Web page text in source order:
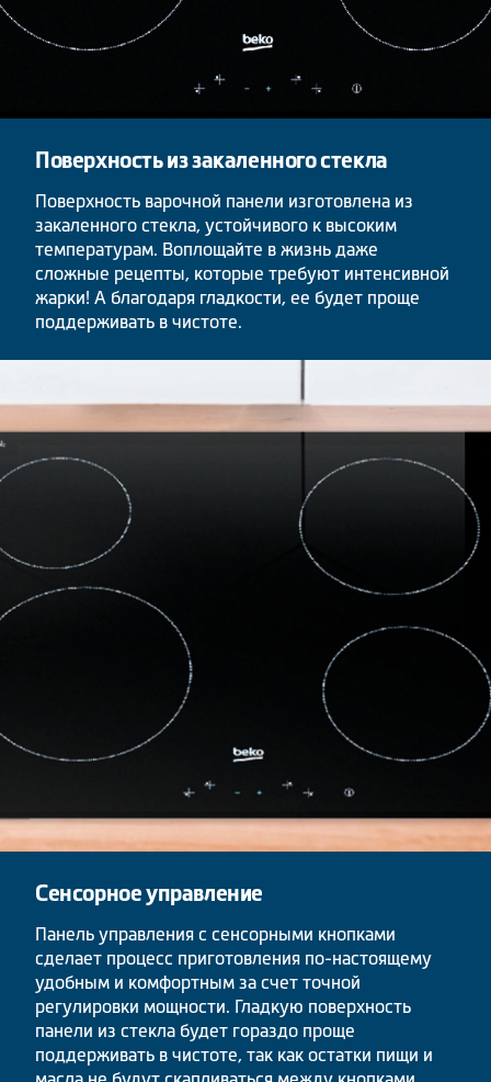
Поверхность из закаленного стекла
Поверхность варочной панели изготовлена из
закаленного стекла, устойчивого к высоким
температурам. Воплощайте в жизнь даже
сложные рецепты, которые требуют интенсивной
жарки! А благодаря гладкости, ее будет проще
поддерживать в чистоте.
Сенсорное управление
Панель управления с сенсорными кнопками
сделает процесс приготовления по-настоящему
удобным и комфортным за счет точной
регулировки мощности. Гладкую поверхность
панели из стекла будет гораздо проще
поддерживать в чистоте, так как остатки пищи и